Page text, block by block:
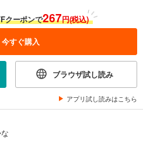
クーポンで267円(税込)
今すぐ購入
ブラウザ試し読み
アプリ試し読みはこちら